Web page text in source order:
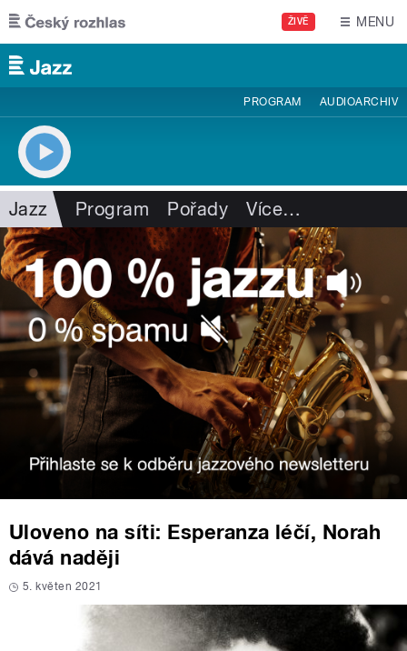
Přejít k hlavnímu obsahu
ŽIVĚ MENU
PROGRAM AUDIOARCHIV
Jazz Program Pořady Více…
Uloveno na síti: Esperanza léčí, Norah
dává naději
5. květen 2021